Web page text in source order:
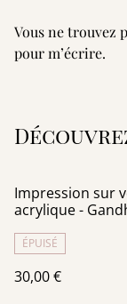
Vous ne trouvez
pour m’écrire.
Impression sur
acrylique -
ÉPUISÉ
30,00 €